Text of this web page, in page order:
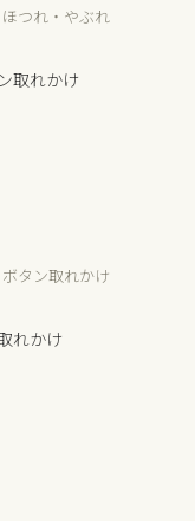
ほつれ・やぶれ
ボタン取れかけ